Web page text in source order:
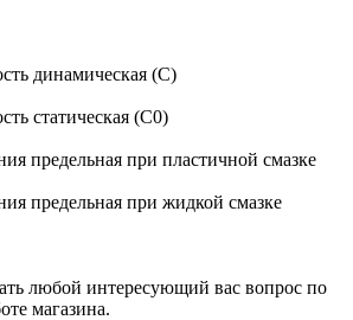
динамическая (C)
статическая (C0)
предельная при пластичной смазке
предельная при жидкой смазке
любой интересующий вас вопрос по
магазина.